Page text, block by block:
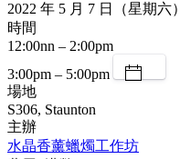
2022 年 5 月 7 日（星期六）
時間
12:00nn – 2:00pm
3:00pm – 5:00pm
場地
S306, Staunton
主辦
水晶香薰蠟燭工作坊